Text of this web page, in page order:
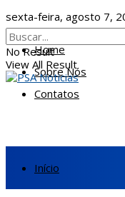
sexta-feira, agosto 7,
Home
Sobre Nós
Contatos
No Result
View All Result
Início